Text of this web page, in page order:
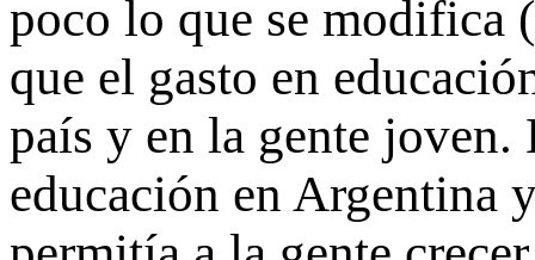
poco lo que se modifica
que el gasto en
país y en la gente joven.
educación en Argentina